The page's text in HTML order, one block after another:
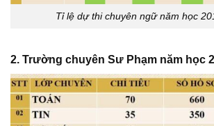
Tỉ lệ dự thi chuyên ngữ năm học
2. Trường chuyên Sư Phạm năm học